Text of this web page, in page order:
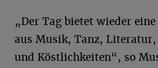
„Der Tag bietet wieder
aus Musik, Tanz,
und Köstlichkeiten“, so